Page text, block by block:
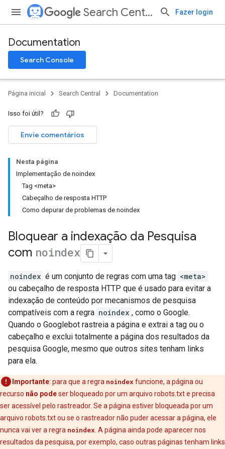
Search Central Fazer login
Documentation
Search Console
Página inicial Search Central Documentation
Isso foi útil?
Envie comentários
Nesta página
Implementação de noindex
Tag <meta>
Cabeçalho de resposta HTTP
Como depurar de problemas de noindex
Bloquear a indexação da Pesquisa
com noindex
noindex é um conjunto de regras com uma tag <meta>
ou cabeçalho de resposta HTTP que é usado para evitar a
indexação de conteúdo por mecanismos de pesquisa
compatíveis com a regra noindex , como o Google.
Quando o Googlebot rastreia a página e extrai a tag ou o
cabeçalho e exclui totalmente a página dos resultados da
pesquisa Google, mesmo que outros sites tenham links
para ela.
Importante: para que a regra noindex funcione, a página ou
recurso não podeser bloqueado por um arquivo robots.txt e precisa
ser acessível pelo rastreador. Se a página estiver bloqueada por um
arquivo robots.txt ou se o rastreador não puder acessar a página, ele
nunca vai ver a regra noindex . A página ainda pode aparecer nos
resultados da pesquisa, por exemplo, caso outras páginas tenham links